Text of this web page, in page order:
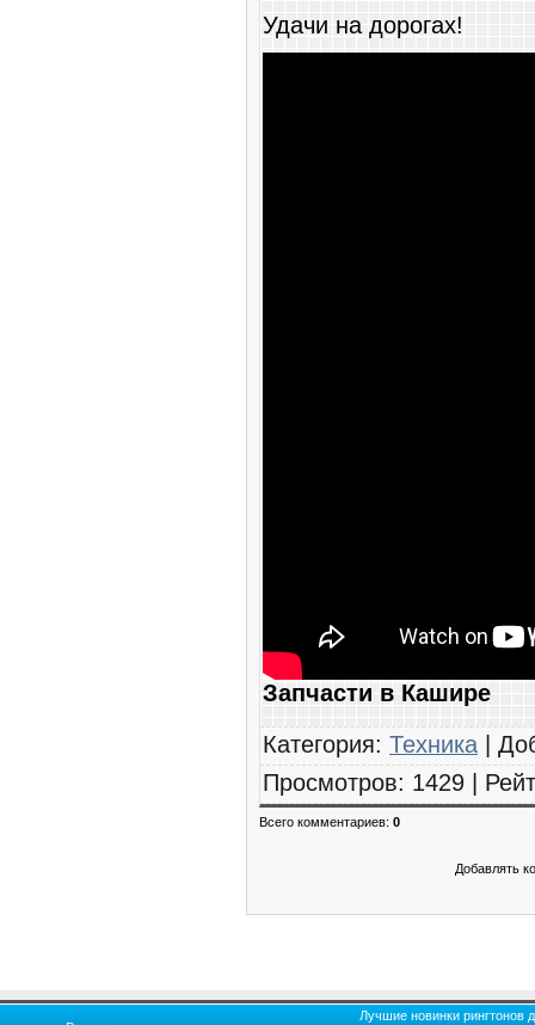
Удачи на дорогах!
Запчасти в Кашире
Категория: Техника |
Просмотров: 1429 |
Всего комментариев: 0
Добавлять
Лучшие новинки рингтонов